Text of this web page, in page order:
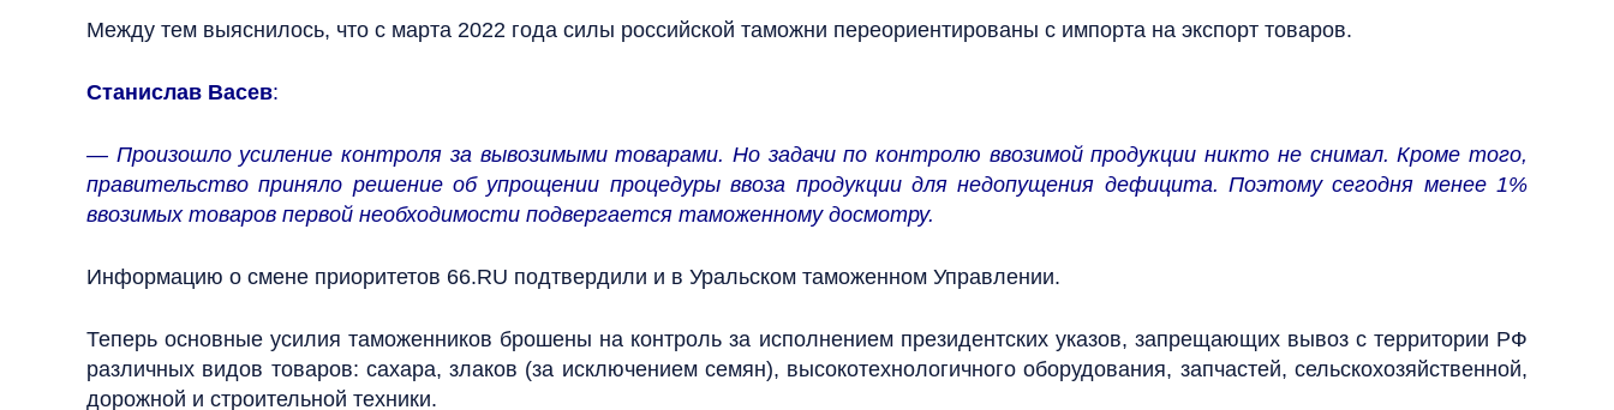
Между тем выяснилось, что с марта 2022 года силы российской таможни переориентированы с импорта на экспорт товаров.
Станислав Васев:
— Произошло усиление контроля за вывозимыми товарами. Но задачи по контролю ввозимой продукции никто не снимал. Кроме того,
правительство приняло решение об упрощении процедуры ввоза продукции для недопущения дефицита. Поэтому сегодня менее 1%
ввозимых товаров первой необходимости подвергается таможенному досмотру.
Информацию о смене приоритетов 66.RU подтвердили и в Уральском таможенном Управлении.
Теперь основные усилия таможенников брошены на контроль за исполнением президентских указов, запрещающих вывоз с территории РФ
различных видов товаров: сахара, злаков (за исключением семян), высокотехнологичного оборудования, запчастей, сельскохозяйственной,
дорожной и строительной техники.